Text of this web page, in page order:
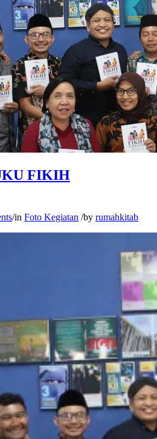
FIKIH
/in Foto Kegiatan /by rumahkitab